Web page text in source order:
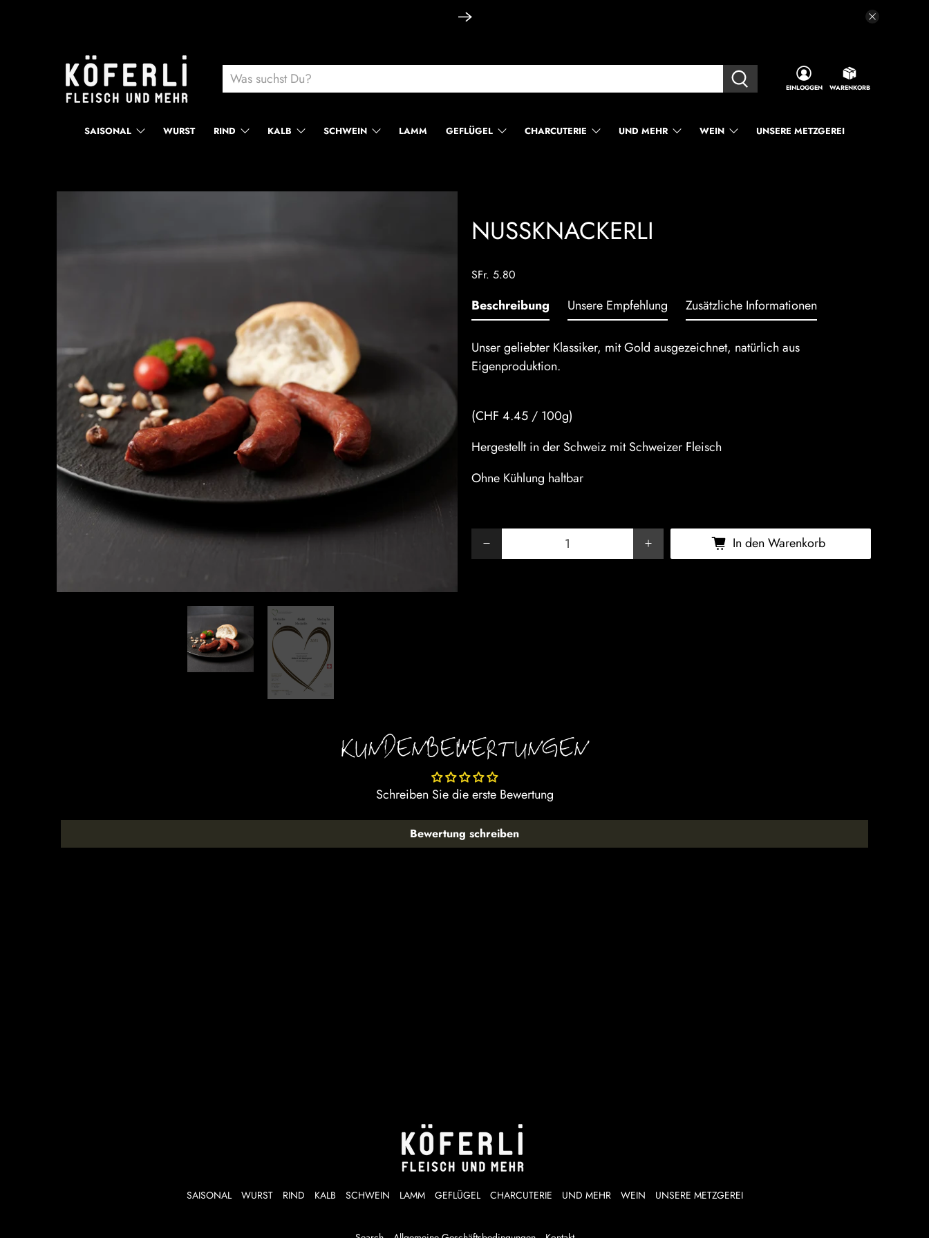
EINLOGGEN WARENKORB
SAISONAL WURST RIND KALB SCHWEIN LAMM GEFLÜGEL CHARCUTERIE UND MEHR WEIN UNSERE METZGEREI
NUSSKNACKERLI
SFr. 5.80
Beschreibung
Unser geliebter Klassiker, mit Gold ausgezeichnet, natürlich aus
Eigenproduktion.
(CHF 4.45 / 100g)
Hergestellt in der Schweiz mit Schweizer Fleisch
Ohne Kühlung haltbar
Unsere Empfehlung Zusätzliche Informationen
In den Warenkorb
KUNDENBEWERTUNGEN
Schreiben Sie die erste Bewertung
Bewertung schreiben
SAISONAL WURST RIND KALB SCHWEIN LAMM GEFLÜGEL CHARCUTERIE UND MEHR WEIN UNSERE METZGEREI